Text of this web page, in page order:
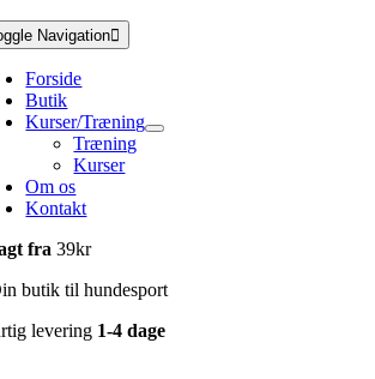
Navigation
Forside
Butik
Kurser/Træning
Træning
Kurser
Om os
Kontakt
fra39kr
butik til hundesport
levering 1-4 dage